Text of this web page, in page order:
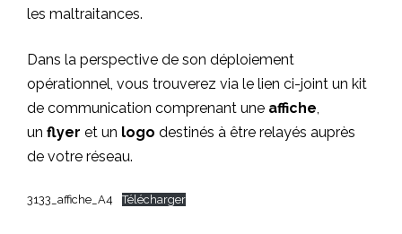
les maltraitances.
Dans la perspective de son déploiement
opérationnel, vous trouverez via le lien ci-joint un kit
de communication comprenant une affiche,
un flyer et un logo destinés à être relayés auprès
de votre réseau.
3133_affiche_A4 Télécharger